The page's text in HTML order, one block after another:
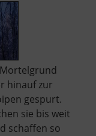
hinauf zur
gespurt.
sie bis weit
schaffen so